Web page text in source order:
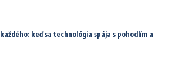
keď sa technológia spája s pohodlím a